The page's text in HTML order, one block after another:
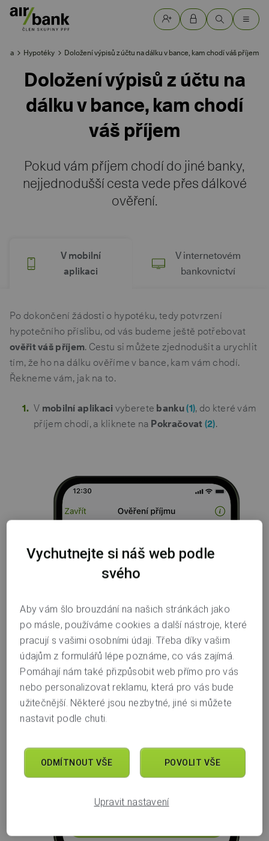
Doložení výpisů z účtu na
dálku v bance, kam chodí
váš příjem
Pokud vám příjem chodí do jiné banky,
nejjednodušší cesta vede přes dálkové
ověření.
Doložení výpisů z účtu na dálku v bance, kam chodí váš příjem
Hypotéky
V mobilní
aplikaci
V internetovém
bankovnictví
Po dokončení žádosti o hypotéku, tedy potvrzení
hypotečního příslibu, od vás budeme ještě potřebovat
ověřit váš příjem. Cestu si můžete zjednodušit a urychlit
tím, že ho na dálku ověříme v bance, kam vám chodí.
Řekneme vám, jak na to.
V mobilní aplikaci vyberete banku(1), do které vám
příjem chodí, a kliknete na Pokračovat (2).
Vychutnejte si náš web podle
svého
Aby vám šlo brouzdání na našich stránkách jako
po másle, používáme cookies a další nástroje, které
pracují s vašimi osobními údaji. Třeba díky vašim
údajům z formulářů lépe poznáme, co vás zajímá.
Pomáhají nám také přizpůsobit web přímo pro vás
nebo personalizovat reklamu, která pro vás bude
užitečnější. Některé jsou nezbytné, jiné si můžete
nastavit podle chuti.
ODMÍTNOUT VŠE POVOLIT VŠE
Upravit nastavení